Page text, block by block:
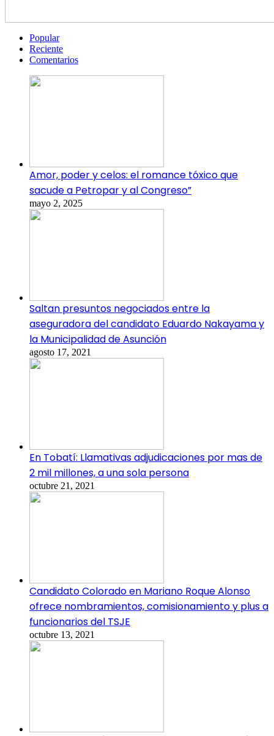
Popular
Reciente
Comentarios
Amor, poder y celos: el romance tóxico que
sacude a Petropar y al Congreso”
mayo 2, 2025
Saltan presuntos negociados entre la
aseguradora del candidato Eduardo Nakayama y
la Municipalidad de Asunción
agosto 17, 2021
En Tobatí: Llamativas adjudicaciones por mas de
2 mil millones, a una sola persona
octubre 21, 2021
Candidato Colorado en Mariano Roque Alonso
ofrece nombramientos, comisionamiento y plus a
funcionarios del TSJE
octubre 13, 2021